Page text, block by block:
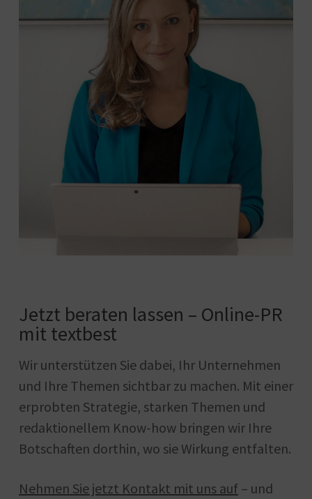
Jetzt beraten lassen – Online-PR
mit textbest
Wir unterstützen Sie dabei, Ihr Unternehmen
und Ihre Themen sichtbar zu machen. Mit einer
erprobten Strategie, starken Themen und
redaktionellem Know-how bringen wir Ihre
Botschaften dorthin, wo sie Wirkung entfalten.
Nehmen Sie jetzt Kontakt mit uns auf– und